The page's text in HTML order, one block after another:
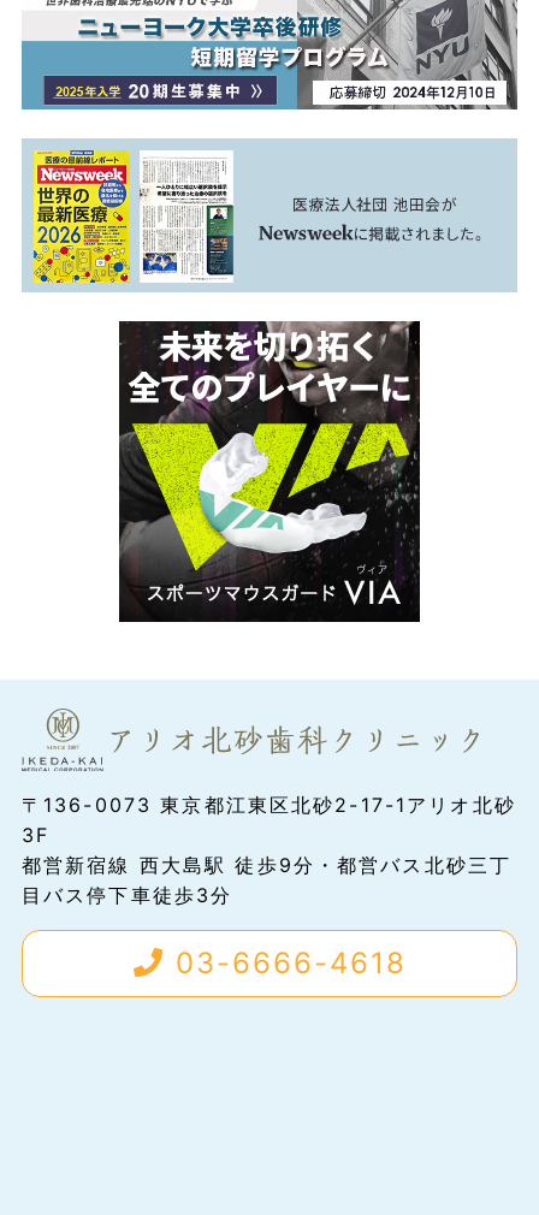
〒136-0073 東京都江東区北砂2-17-1アリオ北砂
3F
都営新宿線 西大島駅 徒歩9分・都営バス北砂三丁
目バス停下車徒歩3分
03-6666-4618